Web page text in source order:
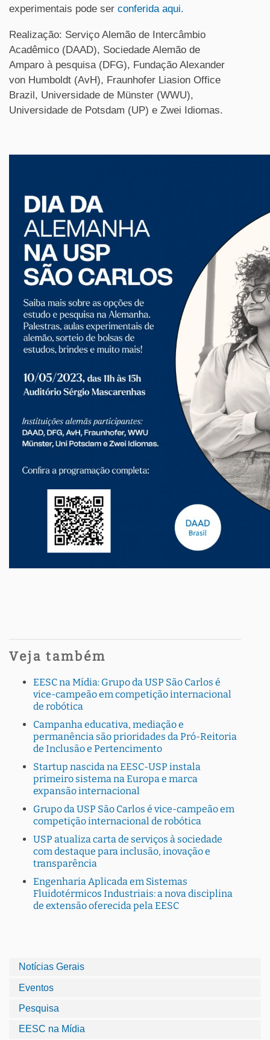
experimentais pode ser conferida aqui.
Realização: Serviço Alemão de Intercâmbio
Acadêmico (DAAD), Sociedade Alemão de
Amparo à pesquisa (DFG), Fundação Alexander
von Humboldt (AvH), Fraunhofer Liasion Office
Brazil, Universidade de Münster (WWU),
Universidade de Potsdam (UP) e Zwei Idiomas.
Veja também
EESC na Mídia: Grupo da USP São Carlos é
vice-campeão em competição internacional
de robótica
Campanha educativa, mediação e
permanência são prioridades da Pró-Reitoria
de Inclusão e Pertencimento
Startup nascida na EESC-USP instala
primeiro sistema na Europa e marca
expansão internacional
Grupo da USP São Carlos é vice-campeão em
competição internacional de robótica
USP atualiza carta de serviços à sociedade
com destaque para inclusão, inovação e
transparência
Engenharia Aplicada em Sistemas
Fluidotérmicos Industriais: a nova disciplina
de extensão oferecida pela EESC
Notícias Gerais
Eventos
Pesquisa
EESC na Mídia